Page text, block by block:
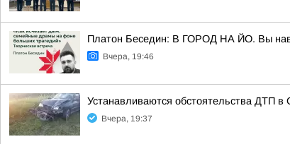
Платон Беседин: В ГОРОД НА ЙО. Вы
Вчера, 19:46
Устанавливаются обстоятельства ДТП в
Вчера, 19:37